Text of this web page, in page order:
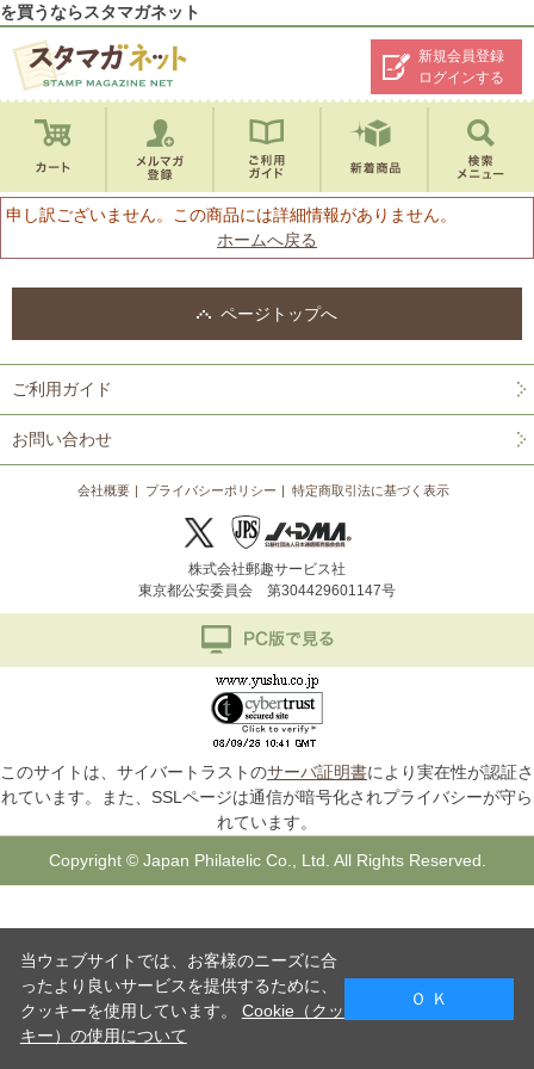
を買うならスタマガネット
新規会員登録
ログインする
申し訳ございません。この商品には詳細情報がありません。
ホームへ戻る
ページトップへ
ご利用ガイド
お問い合わせ
会社概要 プライバシーポリシー 特定商取引法に基づく表示
株式会社郵趣サービス社
東京都公安委員会 第304429601147号
このサイトは、サイバートラストのサーバ証明書により実在性が認証さ
れています。また、SSLページは通信が暗号化されプライバシーが守ら
れています。
Copyright © Japan Philatelic Co., Ltd. All Rights Reserved.
当ウェブサイトでは、お客様のニーズに合
ったより良いサービスを提供するために、
クッキーを使用しています。 Cookie（クッ
キー）の使用について
Ｏ Ｋ